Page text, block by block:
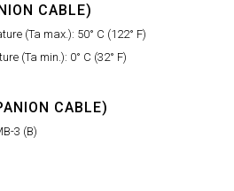
CABLE)
(Ta max.): 50° C (122° F)
(Ta min.): 0° C (32° F)
CABLE)
3 (B)